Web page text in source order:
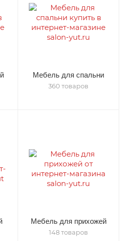
Мебель для спальни
360 товаров
Мебель для прихожей
148 товаров